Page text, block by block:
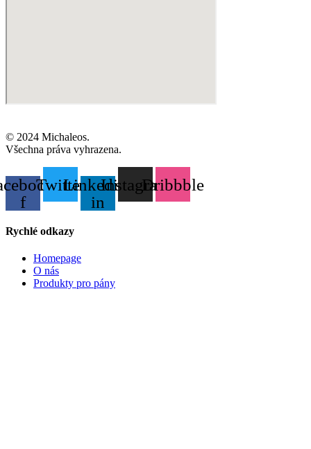
© 2024 Michaleos.
Všechna práva vyhrazena.
f
TwitterLinkedin-
in
InstagramDribbble
Rychlé odkazy
Homepage
O nás
Produkty pro pány